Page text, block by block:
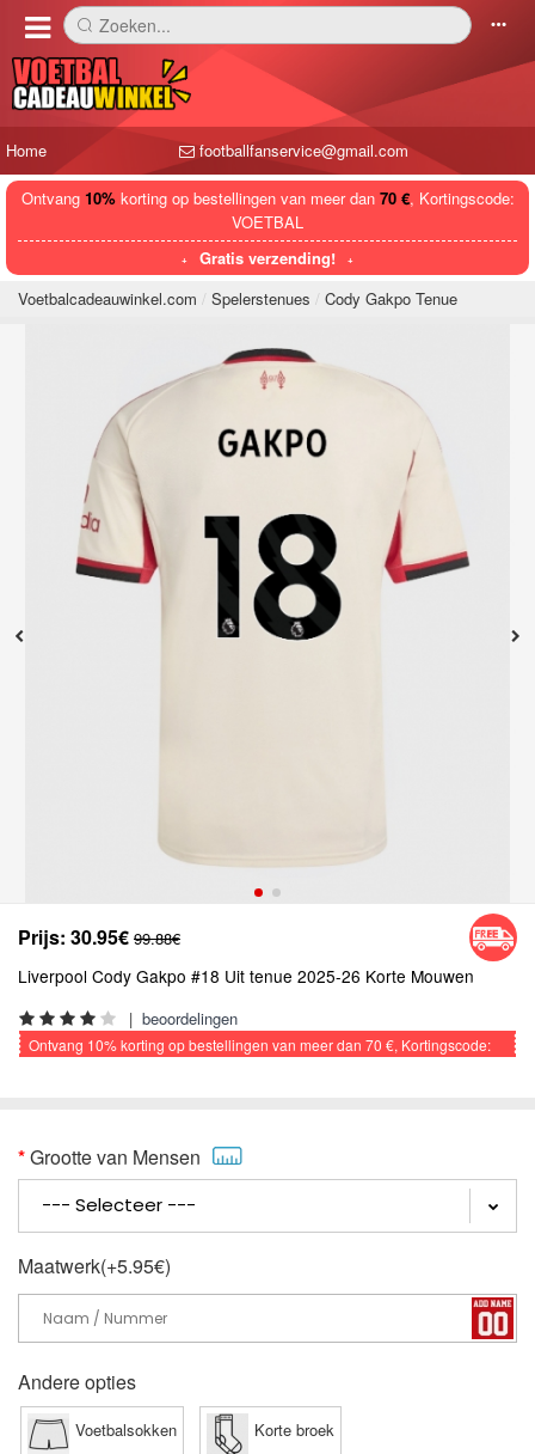
󰅼 Zoeken... 󰄒
Home footballfanservice@gmail.com
Ontvang 10%korting op bestellingen van meer dan 70 €, Kortingscode:
VOETBAL
Gratis verzending!
Voetbalcadeauwinkel.com
Spelerstenues Cody Gakpo Tenue
Prijs: 30.95€ 99.88€
Liverpool Cody Gakpo #18 Uit tenue 2025-26 Korte Mouwen
| beoordelingen
Ontvang 10%korting op bestellingen van meer dan 70 €, Kortingscode:
Grootte van Mensen
Maatwerk(+5.95€)
Andere opties
Voetbalsokken Korte broek